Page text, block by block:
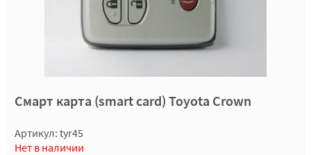
Смарт карта (smart card) Toyota Crown
Артикул: tyr45
Нет в наличии